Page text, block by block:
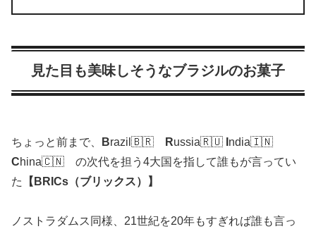
見た目も美味しそうなブラジルのお菓子
ちょっと前まで、 Brazil🇧🇷 Russia🇷🇺 ndia🇮🇳
China🇨🇳 の次代を担う4大国を指して誰もが言ってい
た
【BRICs（ブリックス）】
ノストラダムス同様、21世紀を20年もすぎれば誰も言っ